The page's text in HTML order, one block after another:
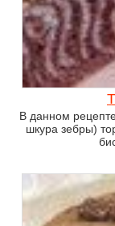
В данном
шкура зебры)